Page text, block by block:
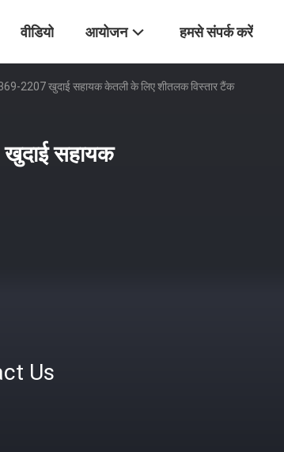
वीडियो आयोजन हमसे संपर्क करें
2207 खुदाई सहायक केतली के लिए शीतलक विस्तार टैंक
सहायक
Us